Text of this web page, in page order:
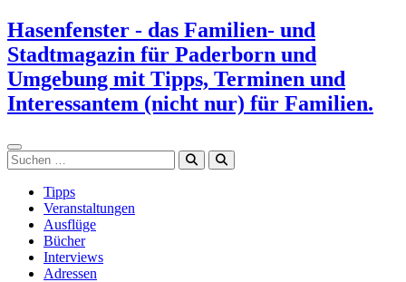
Zum
Inhalt
springen
Hasenfenster - das Familien- und
Stadtmagazin für Paderborn und
Umgebung mit Tipps, Terminen und
Interessantem (nicht nur) für Familien.
Suchen
Tipps
Veranstaltungen
Ausflüge
Bücher
Interviews
Adressen